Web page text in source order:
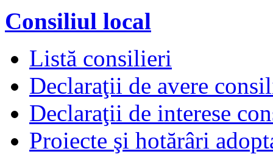
Consiliul local
Listă consilieri
Declaraţii de avere
Declaraţii de interese
Proiecte şi hotărâri